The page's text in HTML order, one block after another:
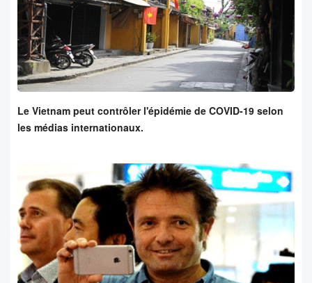
Le Vietnam peut contrôler l'épidémie de COVID-19 selon
les médias internationaux.